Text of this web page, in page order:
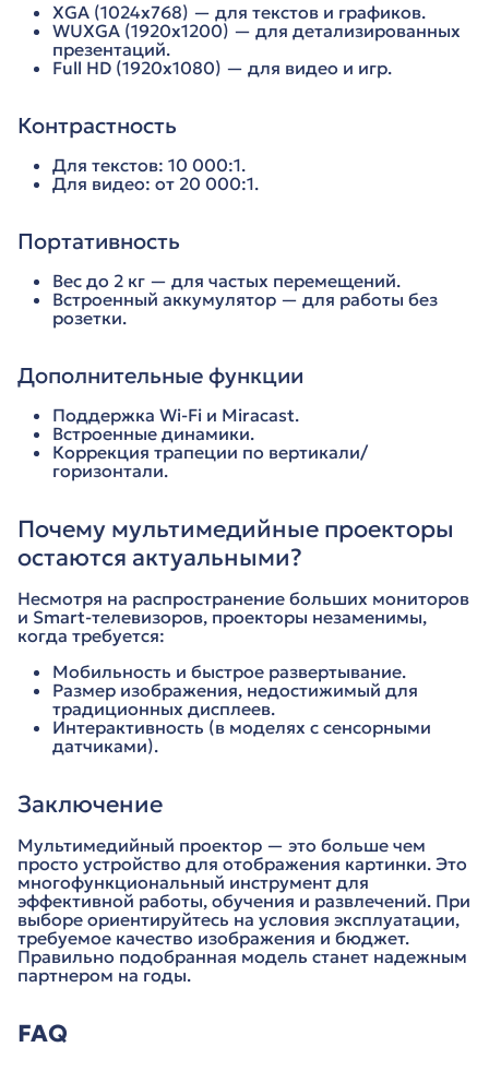
XGA (1024x768) — для текстов и графиков.
WUXGA (1920x1200) — для детализированных
презентаций.
Full HD (1920x1080) — для видео и игр.
Контрастность
Для текстов: 10 000:1.
Для видео: от 20 000:1.
Портативность
Вес до 2 кг — для частых перемещений.
Встроенный аккумулятор — для работы без
розетки.
Дополнительные функции
Поддержка Wi-Fi и Miracast.
Встроенные динамики.
Коррекция трапеции по вертикали/
горизонтали.
Почему мультимедийные проекторы
остаются актуальными?
Несмотря на распространение больших мониторов
и Smart-телевизоров, проекторы незаменимы,
когда требуется:
Мобильность и быстрое развертывание.
Размер изображения, недостижимый для
традиционных дисплеев.
Интерактивность (в моделях с сенсорными
датчиками).
Заключение
Мультимедийный проектор — это больше чем
просто устройство для отображения картинки. Это
многофункциональный инструмент для
эффективной работы, обучения и развлечений. При
выборе ориентируйтесь на условия эксплуатации,
требуемое качество изображения и бюджет.
Правильно подобранная модель станет надежным
партнером на годы.
FAQ